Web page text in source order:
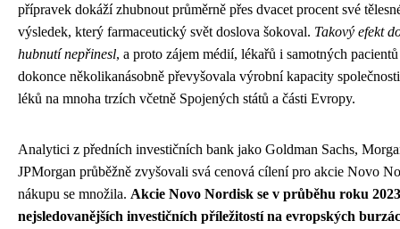
přípravek dokáží zhubnout průměrně přes dvacet procent své
výsledek, který farmaceutický svět doslova šokoval. Takový efekt
hubnutí nepřinesl, a proto zájem médií, lékařů i samotných
dokonce několikanásobně převyšovala výrobní kapacity
léků na mnoha trzích včetně Spojených států a části Evropy.
Analytici z předních investičních bank jako Goldman Sachs,
JPMorgan průběžně zvyšovali svá cenová cílení pro akcie Novo
nákupu se množila. Akcie Novo Nordisk se v průběhu roku
nejsledovanějších investičních příležitostí na evropských